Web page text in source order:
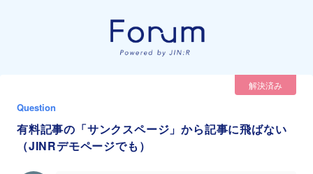
解決済み
Question
有料記事の「サンクスページ」から記事に飛ばない
（JINRデモページでも）